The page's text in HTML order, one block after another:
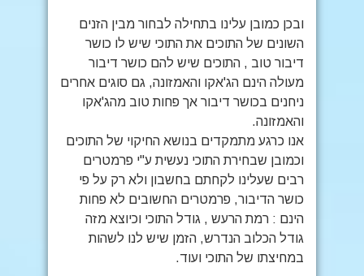
ובכן כמובן עלינו בתחילה לבחור מבין הזנים
השונים של התוכים את התוכי שיש לו כושר
דיבור טוב , התוכים שיש להם כושר דיבור
מעולה הינם הג'אקו והאמזונה, גם סוגים אחרים
ניחנים בכושר דיבור אך פחות טוב מהג'אקו
והאמזונה.
אנו כרגע מתמקדים בנושא החיקוי של התוכים
וכמובן שבחירת התוכי נעשית ע"י פרמטרים
רבים שעלינו לקחתם בחשבון ולא רק על פי
כושר הדיבור, פרמטרים החשובים לא פחות
הינם : רמת הרעש , גודל התוכי וכיוצא מזה
גודל הכלוב הנדרש, הזמן שיש לנו לשהות
במחיצתו של התוכי ועוד.